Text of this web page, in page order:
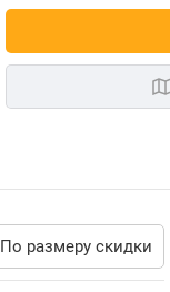
По размеру скидки